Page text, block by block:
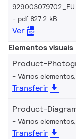
pdf 827.2 kB
Ver
Elementos visuais
Product-
Vários elementos,
Transferir
Product-
Vários elementos,
Transferir